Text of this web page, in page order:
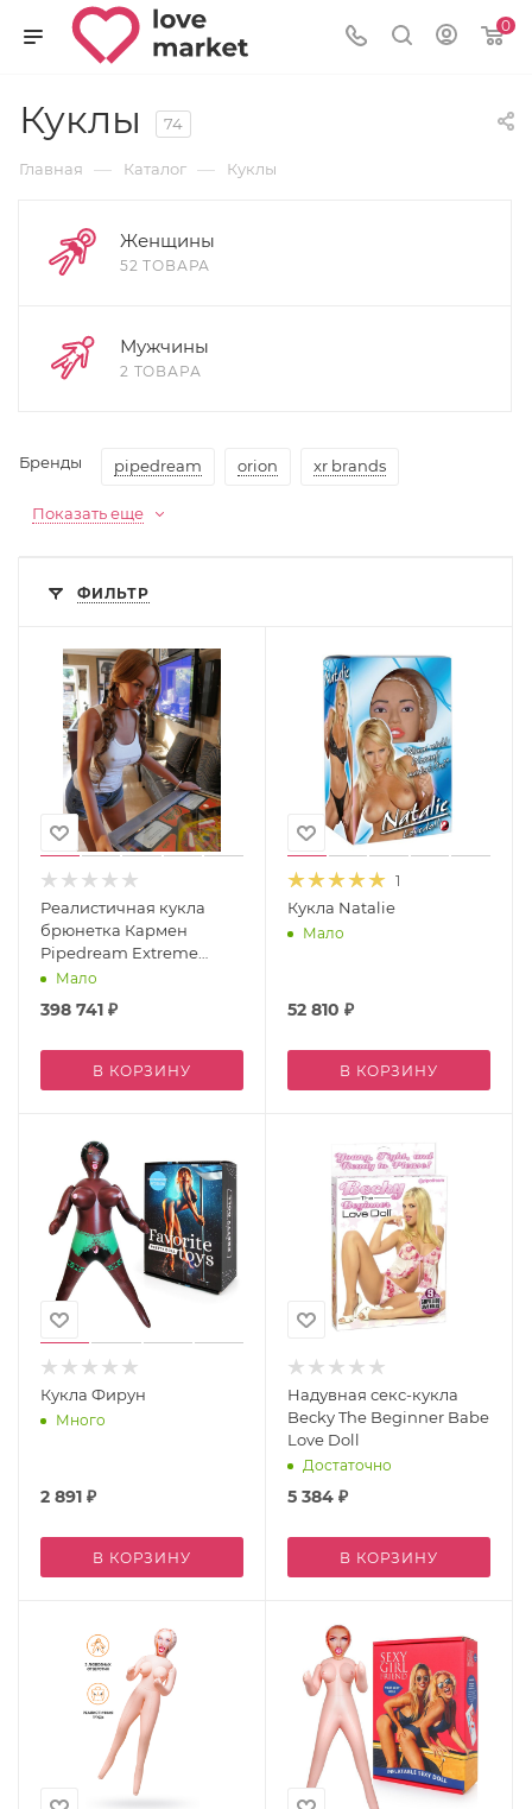
0
Куклы 74
Главная — Каталог — Куклы
Женщины
52 ТОВАРА
Мужчины
2 ТОВАРА
Бренды pipedream orion xr brands
Показать еще
ФИЛЬТР
Реалистичная кукла
брюнетка Кармен
Pipedream Extreme
ToyzUltimate Fantasy
Мало
398 741 ₽
В КОРЗИНУ
1
Кукла Natalie
Мало
52 810 ₽
В КОРЗИНУ
Кукла Фирун
Много
2 891 ₽
В КОРЗИНУ
Надувная секс-кукла
Becky The Beginner Babe
Love Doll
Достаточно
5 384 ₽
В КОРЗИНУ